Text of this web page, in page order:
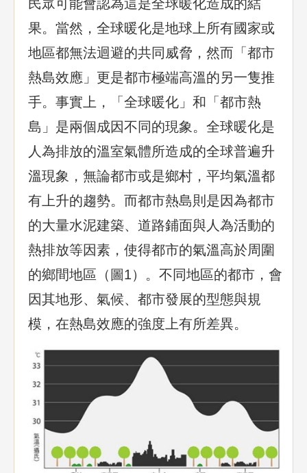
民眾可能會認為這是全球暖化造成的結
果。當然，全球暖化是地球上所有國家或
地區都無法迴避的共同威脅，然而「都市
熱島效應」更是都市極端高溫的另一隻推
手。事實上，「全球暖化」和「都市熱
島」是兩個成因不同的現象。全球暖化是
人為排放的溫室氣體所造成的全球普遍升
溫現象，無論都市或是鄉村，平均氣溫都
有上升的趨勢。而都市熱島則是因為都市
的大量水泥建築、道路鋪面與人為活動的
熱排放等因素，使得都市的氣溫高於周圍
的鄉間地區（圖1）。不同地區的都市，會
因其地形、氣候、都市發展的型態與規
模，在熱島效應的強度上有所差異。